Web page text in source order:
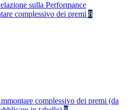
sulla Performance
complessivo dei premi 8
complessivo dei premi (da